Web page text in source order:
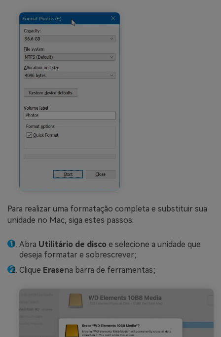
Para realizar uma formatação completa e substituir sua
unidade no Mac, siga estes passos:
Abra Utilitário de disco e selecione a unidade que
deseja formatar e sobrescrever;
Clique Erasena barra de ferramentas;